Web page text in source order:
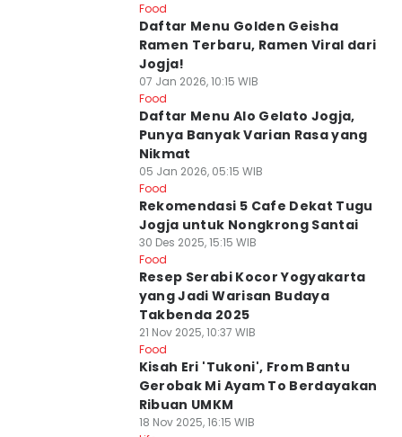
Food
Daftar Menu Golden Geisha
Ramen Terbaru, Ramen Viral dari
Jogja!
07 Jan 2026, 10:15 WIB
Food
Daftar Menu Alo Gelato Jogja,
Punya Banyak Varian Rasa yang
Nikmat
05 Jan 2026, 05:15 WIB
Food
Rekomendasi 5 Cafe Dekat Tugu
Jogja untuk Nongkrong Santai
30 Des 2025, 15:15 WIB
Food
Resep Serabi Kocor Yogyakarta
yang Jadi Warisan Budaya
Takbenda 2025
21 Nov 2025, 10:37 WIB
Food
Kisah Eri 'Tukoni', From Bantu
Gerobak Mi Ayam To Berdayakan
Ribuan UMKM
18 Nov 2025, 16:15 WIB